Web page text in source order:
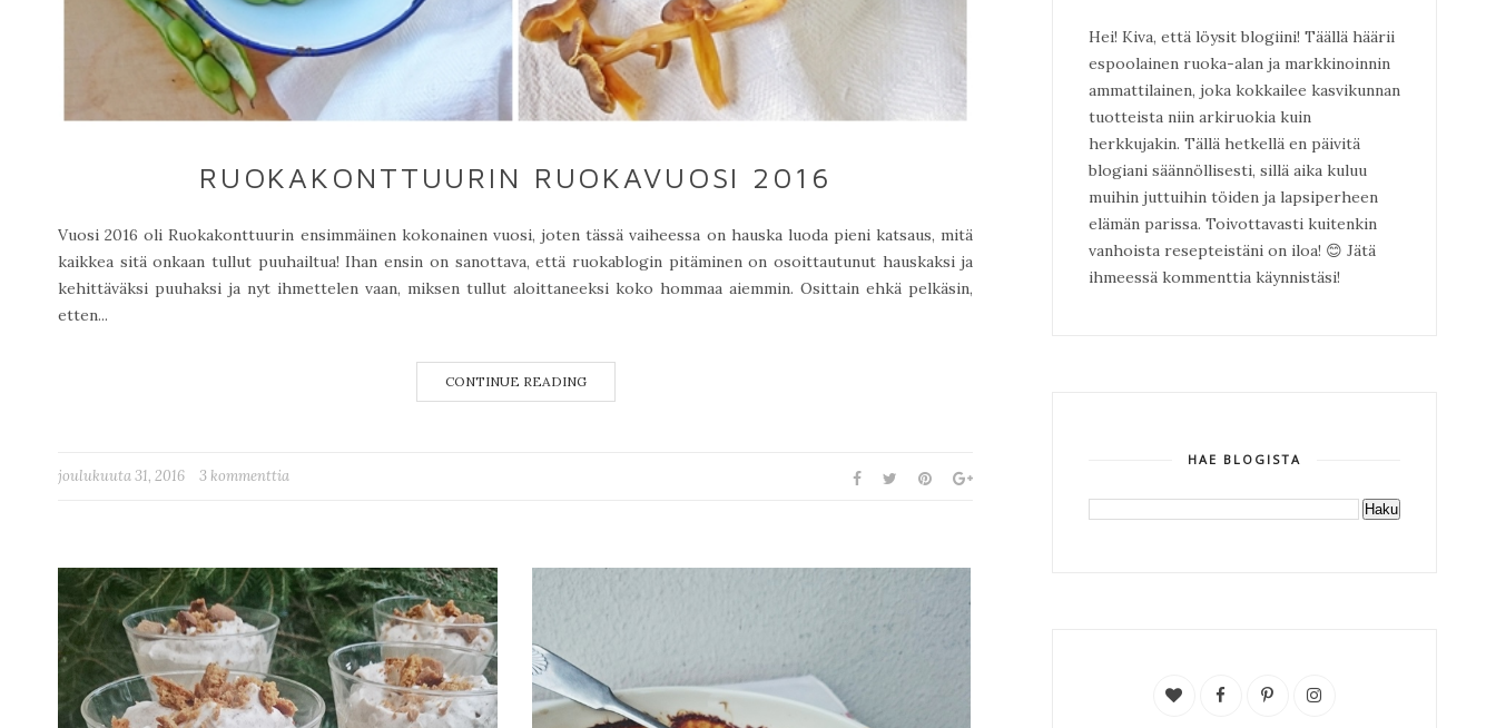
RUOKAKONTTUURIN RUOKAVUOSI 2016
Vuosi 2016 oli Ruokakonttuurin ensimmäinen kokonainen vuosi, joten tässä vaiheessa on hauska luoda pieni katsaus, mitä
kaikkea sitä onkaan tullut puuhailtua! Ihan ensin on sanottava, että ruokablogin pitäminen on osoittautunut hauskaksi ja
kehittäväksi puuhaksi ja nyt ihmettelen vaan, miksen tullut aloittaneeksi koko hommaa aiemmin. Osittain ehkä pelkäsin,
etten...
CONTINUE READING
joulukuuta 31, 2016 3 kommenttia
Hei! Kiva, että löysit blogiini! Täällä häärii
espoolainen ruoka-alan ja markkinoinnin
ammattilainen, joka kokkailee kasvikunnan
tuotteista niin arkiruokia kuin
herkkujakin. Tällä hetkellä en päivitä
blogiani säännöllisesti, sillä aika kuluu
muihin juttuihin töiden ja lapsiperheen
elämän parissa. Toivottavasti kuitenkin
vanhoista resepteistäni on iloa! 😊 Jätä
ihmeessä kommenttia käynnistäsi!
HAE BLOGISTA